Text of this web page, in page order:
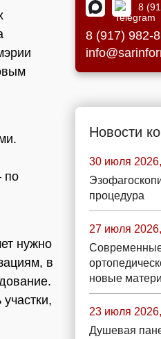
по
нужно
в
8
8 (917) 982-
Новости
30 июля
процедура
27 июля
Современные
новые
23 июля
Душевая